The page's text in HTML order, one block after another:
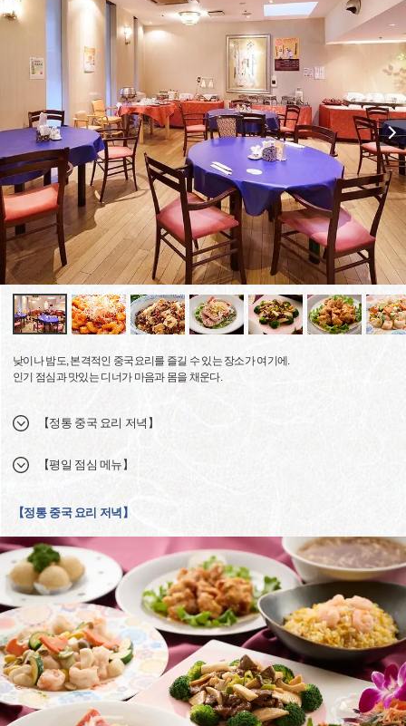
낮이나 밤도, 본격적인 중국요리를 즐길 수 있는 장소가 여기에.
인기 점심과 맛있는 디너가 마음과 몸을 채운다.
【정통 중국 요리 저녁】
【평일 점심 메뉴】
【정통 중국 요리 저녁】